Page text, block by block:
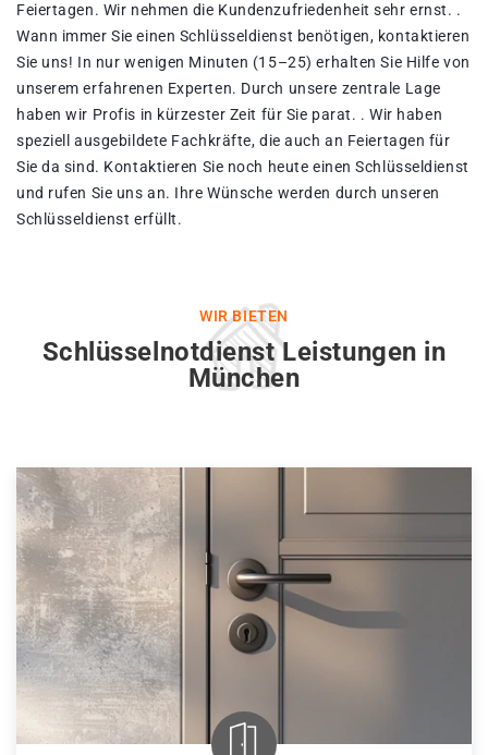
Feiertagen. Wir nehmen die Kundenzufriedenheit sehr ernst. .
Wann immer Sie einen Schlüsseldienst benötigen, kontaktieren
Sie uns! In nur wenigen Minuten (15–25) erhalten Sie Hilfe von
unserem erfahrenen Experten. Durch unsere zentrale Lage
haben wir Profis in kürzester Zeit für Sie parat. . Wir haben
speziell ausgebildete Fachkräfte, die auch an Feiertagen für
Sie da sind. Kontaktieren Sie noch heute einen Schlüsseldienst
und rufen Sie uns an. Ihre Wünsche werden durch unseren
Schlüsseldienst erfüllt.
WIR BIETEN
Schlüsselnotdienst Leistungen in
München